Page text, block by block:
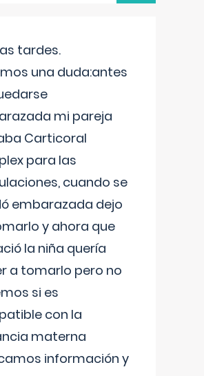
tardes.
una duda:antes
mi pareja
Carticoral
para las
cuando se
embarazada dejo
y ahora que
la niña quería
a tomarlo pero no
si es
con la
materna
información y